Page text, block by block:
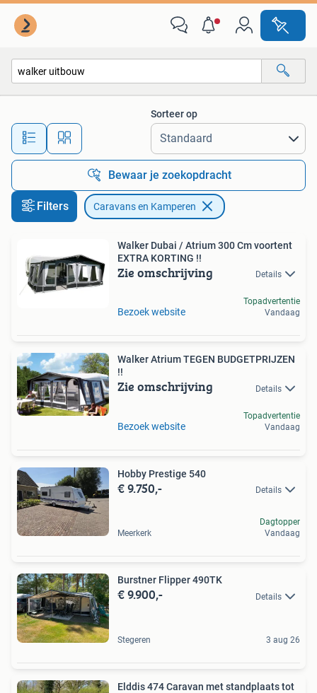
Alle afstanden…
Sorteer op
Bewaar je zoekopdracht
Filters Caravans en Kamperen
Walker Dubai / Atrium 300 Cm voortent
EXTRA KORTING !!
Zie omschrijving Details
Bezoek website
Topadvertentie
Vandaag
Walker Atrium TEGEN BUDGETPRIJZEN
!!
Zie omschrijving Details
Bezoek website
Topadvertentie
Vandaag
Hobby Prestige 540
€ 9.750,- Details
Meerkerk
Dagtopper
Vandaag
Burstner Flipper 490TK
€ 9.900,- Details
Stegeren 3 aug 26
Elddis 474 Caravan met standplaats tot